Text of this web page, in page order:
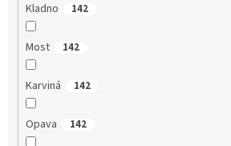
Kladno 142
Most 142
Karviná 142
Opava 142